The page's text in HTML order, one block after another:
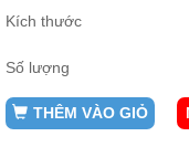
Thất
Công,
Vườn
Kích thước
Số lượng
THÊM VÀO GIỎ